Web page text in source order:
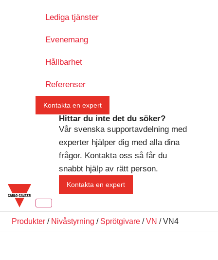
Lediga tjänster
Evenemang
Hållbarhet
Referenser
Kontakta en expert
Hittar du inte det du söker?
Vår svenska supportavdelning med
experter hjälper dig med alla dina
frågor. Kontakta oss så får du
snabbt hjälp av rätt person.
Kontakta en expert
Produkter / Nivåstyrning / Sprötgivare /VN / VN4